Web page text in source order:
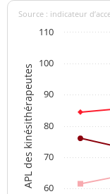
APL des kinésithérapeutes
Source : indicateur
60
70
80
90
100
110